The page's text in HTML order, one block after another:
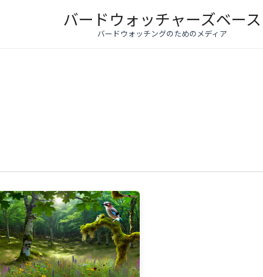
バードウォッチャーズベース
バードウォッチングのためのメディア